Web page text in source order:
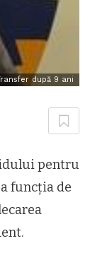
după 9 ani
pentru
funcția de